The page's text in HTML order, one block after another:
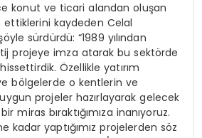
konut ve ticari alandan oluşan
ettiklerini kaydeden Celal
sürdürdü: “1989 yılından
projeye imza atarak bu sektörde
hissettirdik. Özellikle yatırım
bölgelerde o kentlerin ve
projeler hazırlayarak gelecek
miras bıraktığımıza inanıyoruz.
kadar yaptığımız projelerden söz